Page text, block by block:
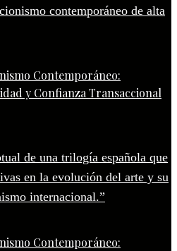
Contemporáneo:
y Confianza Transaccional
Contemporáneo: